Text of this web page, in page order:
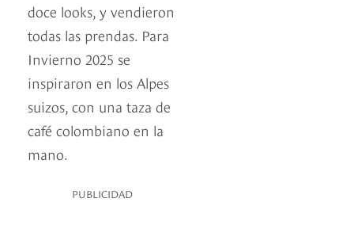
doce looks, y vendieron
todas las prendas. Para
Invierno 2025 se
inspiraron en los Alpes
suizos, con una taza de
café colombiano en la
mano.
PUBLICIDAD